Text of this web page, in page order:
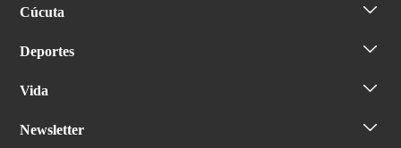
Cúcuta
Deportes
Vida
Newsletter